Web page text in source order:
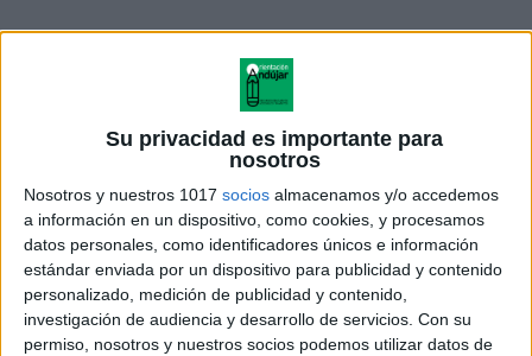
Su privacidad es importante para
nosotros
Nosotros y nuestros 1017 socios almacenamos y/o accedemos
a información en un dispositivo, como cookies, y procesamos
datos personales, como identificadores únicos e información
estándar enviada por un dispositivo para publicidad y contenido
personalizado, medición de publicidad y contenido,
investigación de audiencia y desarrollo de servicios. Con su
permiso, nosotros y nuestros socios podemos utilizar datos de